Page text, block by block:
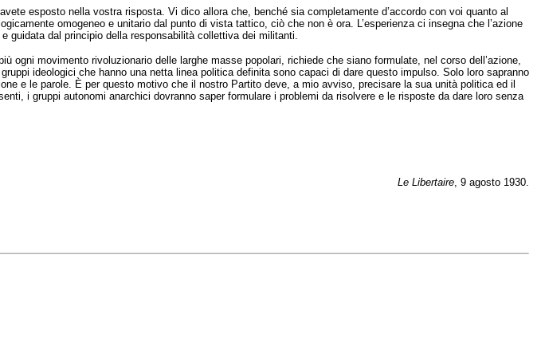
esposto nella vostra risposta. Vi dico allora che, benché sia completamente d’accordo con voi quanto al
omogeneo e unitario dal punto di vista tattico, ciò che non è ora. L’esperienza ci insegna che l’azione
guidata dal principio della responsabilità collettiva dei militanti.
ogni movimento rivoluzionario delle larghe masse popolari, richiede che siano formulate, nel corso dell’azione,
ideologici che hanno una netta linea politica definita sono capaci di dare questo impulso. Solo loro sapranno
e le parole. È per questo motivo che il nostro Partito deve, a mio avviso, precisare la sua unità politica ed il
i gruppi autonomi anarchici dovranno saper formulare i problemi da risolvere e le risposte da dare loro senza
Le Libertaire, 9 agosto 1930.